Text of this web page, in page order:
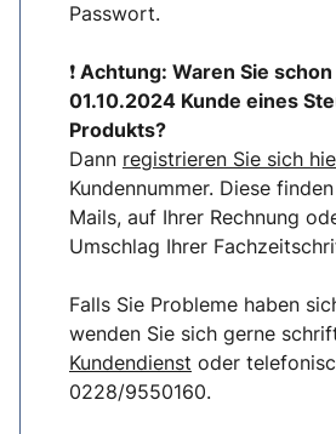
Passwort.
❗ Achtung: Waren Sie
01.10.2024 Kunde eines
Produkts?
Dann registrieren Sie sich
Kundennummer. Diese
Mails, auf Ihrer Rechnung
Umschlag Ihrer
Falls Sie Probleme haben
wenden Sie sich gerne
Kundendienst oder
0228/9550160.